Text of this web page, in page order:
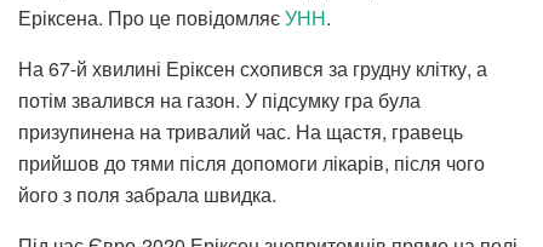
Еріксена. Про це повідомляєУНН.
На 67-й хвилині Еріксен схопився за грудну клітку, а
потім звалився на газон. У підсумку гра була
призупинена на тривалий час. На щастя, гравець
прийшов до тями після допомоги лікарів, після чого
його з поля забрала швидка.